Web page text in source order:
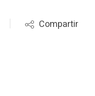
Compartir